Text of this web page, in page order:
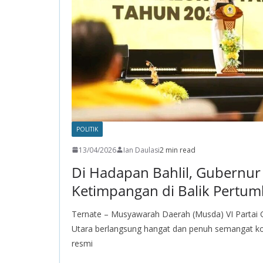
POLITIK
13/04/2026 Ian Daulasi2 min read
Di Hadapan Bahlil,
Ketimpangan di Balik
Ternate – Musyawarah Daerah (Musda) VI Partai
Utara berlangsung hangat dan penuh semangat
resmi